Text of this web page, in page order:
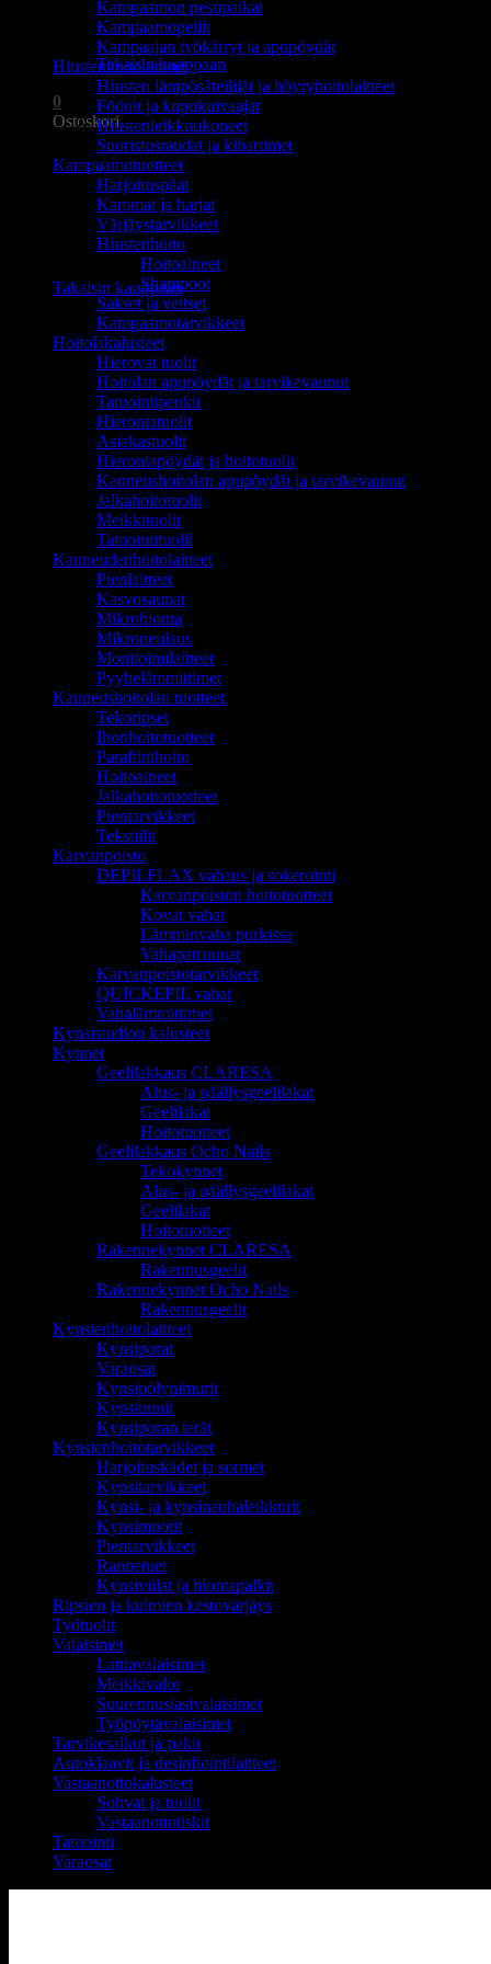
Ostoskori on tyhjä.
Takaisin kauppaan
0
Ostoskori
Ostoskori on tyhjä.
Takaisin kauppaan
Kampaamon pesupaikat
Kampaamopeilit
Kampaajan työkärryt ja apupöydät
Hiustenhoitolaitteet
Hiusten lämpösäteilijät ja höyryhoitolaitteet
Föönit ja kupukuivaajat
Hiustenleikkuukoneet
Suoristusraudat ja kihartimet
Kampaamotuotteet
Harjoituspäät
Kammat ja harjat
Värjäystarvikkeet
Hiustenhoito
Hoitoaineet
Shampoot
Sakset ja veitset
Kampaamotarvikkeet
Hoitolakalusteet
Hierovat tuolit
Hoitolan apupöydät ja tarvikevaunut
Tatuointipenkit
Hierontatuolit
Asiakastuolit
Hierontapöydät ja hoitotuolit
Kauneushoitolan apupöydät ja tarvikevaunut
Jalkahoitotuolit
Meikkituolit
Tatuointituolit
Kauneudenhoitolaitteet
Pienlaitteet
Kasvosaunat
Mikrohionta
Mikroneulaus
Monitoimilaitteet
Pyyhelämmittimet
Kauneushoitolan tuotteet
Tekoripset
Ihonhoitotuotteet
Parafiinihoito
Hoitoaineet
Jalkahoitotuotteet
Pientarvikkeet
Tekstiilit
Karvanpoisto
DEPILFLAX vahaus ja sokerointi
Karvanpoiston hoitotuotteet
Kovat vahat
Lämminvaha purkissa
Vahapatruunat
Karvanpoistotarvikkeet
QUICKEPIL vahat
Vahalämmittimet
Kynsistudion kalusteet
Kynnet
Geelilakkaus CLARESA
Alus- ja päällysgeelilakat
Geelilakat
Hoitotuotteet
Geelilakkaus Ocho Nails
Tekokynnet
Alus- ja päällysgeelilakat
Geelilakat
Hoitotuotteet
Rakennekynnet CLARESA
Rakennusgeelit
Rakennekynnet Ocho Nails
Rakennusgeelit
Kynsienhoitolaitteet
Kynsiporat
Varaosat
Kynsipölynimurit
Kynsiuunit
Kynsiporan terät
Kynsienhoitotarvikkeet
Harjoituskädet ja sormet
Kynsitarvikkeet
Kynsi- ja kynsinauhaleikkurit
Kynsimuotit
Pientarvikkeet
Rannetuet
Kynsiviilat ja hiontapalkit
Ripsien ja kulmien kestovärjäys
Työtuolit
Valaisimet
Lattiavalaisimet
Meikkivalot
Suurennuslasivalaisimet
Työpöytävalaisimet
Tarvikesalkut ja pakit
Autoklaavit ja desinfiointilaitteet
Vastaanottokalusteet
Sohvat ja tuolit
Vastaanottotiskit
Tatuointi
Varaosat